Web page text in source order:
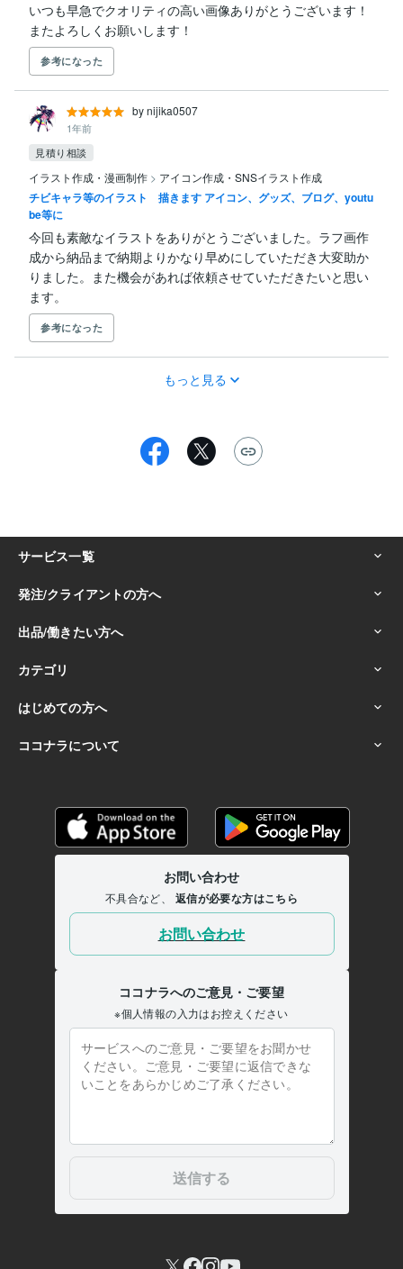
いつも早急でクオリティの高い画像ありがとうございます！
またよろしくお願いします！
参考になった
by nijika0507
1年前
見積り相談
イラスト作成・漫画制作 > アイコン作成・SNSイラスト作成
チビキャラ等のイラスト 描きます アイコン、グッズ、ブログ、youtu
be等に
今回も素敵なイラストをありがとうございました。ラフ画作
成から納品まで納期よりかなり早めにしていただき大変助か
りました。また機会があれば依頼させていただきたいと思い
ます。
参考になった
もっと見る